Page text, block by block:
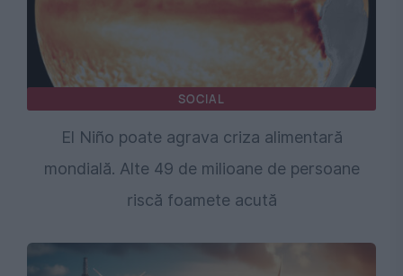
SOCIAL
El Niño poate agrava criza alimentară
mondială. Alte 49 de milioane de persoane
riscă foamete acută